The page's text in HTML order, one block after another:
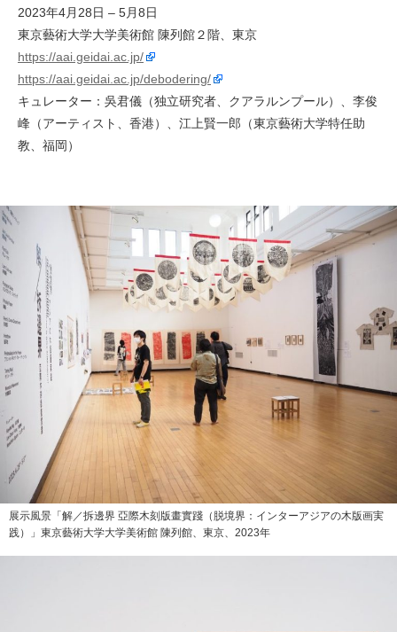
2023年4月28日 – 5月8日
東京藝術大学大学美術館 陳列館２階、東京
https://aai.geidai.ac.jp/
https://aai.geidai.ac.jp/debodering/
キュレーター：吳君儀（独立研究者、クアラルンプール）、李俊
峰（アーティスト、香港）、江上賢一郎（東京藝術大学特任助
教、福岡）
展示風景「解／拆邊界 亞際木刻版畫實踐（脱境界：インターアジアの木版画実
践）」東京藝術大学大学美術館 陳列館、東京、2023年